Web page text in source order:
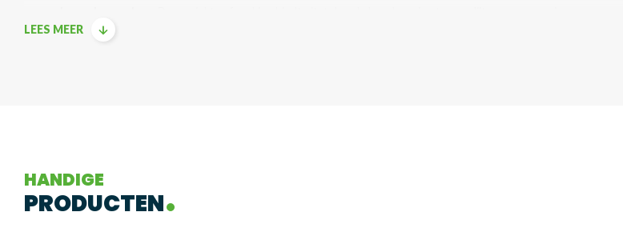
Veilig in gebruik:
Werkbelasting (WLL)
LEES MEER
HANDIGE
PRODUCTEN